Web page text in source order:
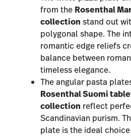
from the Rosenthal
collection stand out
polygonal shape. The
romantic edge reliefs
balance between
timeless elegance.
The angular pasta
Rosenthal Suomi
collection reflect
Scandinavian purism.
plate is the ideal